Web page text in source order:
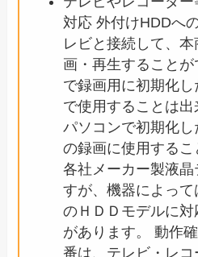
対応 外付けHDDへ
レビと接続して、
画・再生すること
で録画用に初期化
で使用することは出
パソコンで初期化
の録画に使用するこ
各社メーカー製液晶
すが、機器によっ
のＨＤＤモデルに
があります。 動作
番は、テレビ・レ